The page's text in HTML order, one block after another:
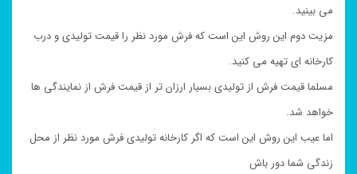
می بینید.
مزیت دوم این روش این است که فرش مورد نظر را قیمت تولیدی و درب
کارخانه ای تهیه می کنید.
مسلما قیمت فرش از تولیدی بسیار ارزان تر از قیمت فرش از نمایندگی ها
خواهد شد.
اما عیب این روش این است که اگر کارخانه تولیدی فرش مورد نظر از محل
زندگی شما دور باش